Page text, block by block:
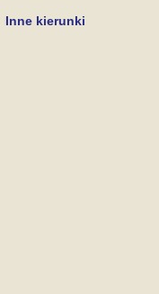
Inne kierunki